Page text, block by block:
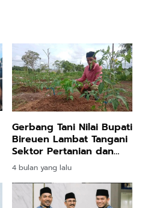
Gerbang Tani Nilai Bupati
Bireuen Lambat Tangani
Sektor Pertanian dan
Perikanan
4 bulan yang lalu